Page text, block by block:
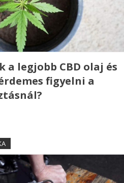
a legjobb CBD olaj és
figyelni a